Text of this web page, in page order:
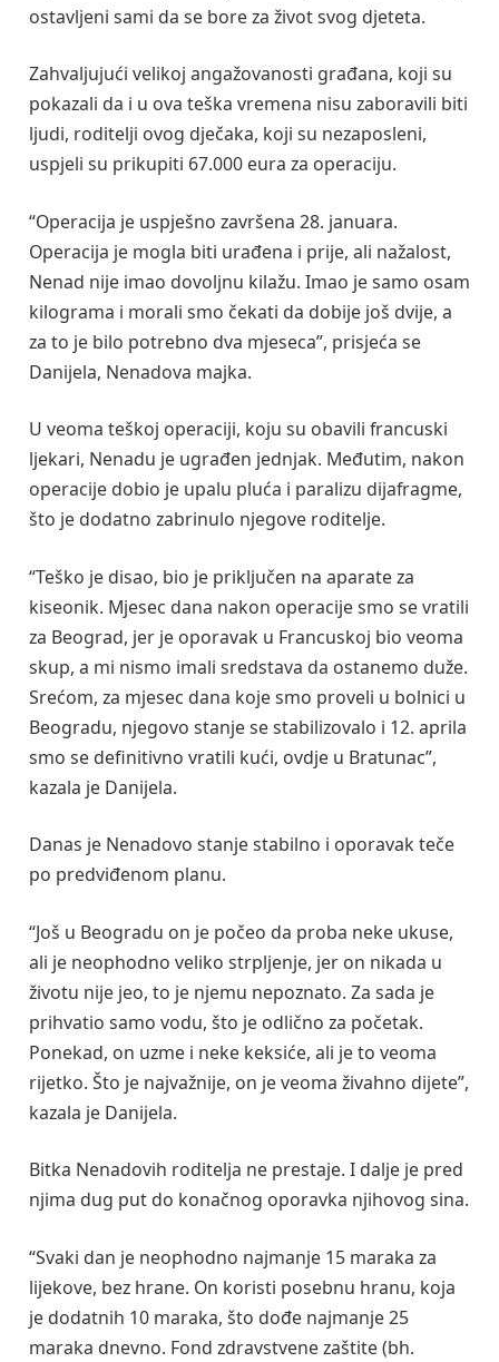
ostavljeni sami da se bore za život svog djeteta.
Zahvaljujući velikoj angažovanosti građana, koji su
pokazali da i u ova teška vremena nisu zaboravili biti
ljudi, roditelji ovog dječaka, koji su nezaposleni,
uspjeli su prikupiti 67.000 eura za operaciju.
“Operacija je uspješno završena 28. januara.
Operacija je mogla biti urađena i prije, ali nažalost,
Nenad nije imao dovoljnu kilažu. Imao je samo osam
kilograma i morali smo čekati da dobije još dvije, a
za to je bilo potrebno dva mjeseca”, prisjeća se
Danijela, Nenadova majka.
U veoma teškoj operaciji, koju su obavili francuski
ljekari, Nenadu je ugrađen jednjak. Međutim, nakon
operacije dobio je upalu pluća i paralizu dijafragme,
što je dodatno zabrinulo njegove roditelje.
“Teško je disao, bio je priključen na aparate za
kiseonik. Mjesec dana nakon operacije smo se vratili
za Beograd, jer je oporavak u Francuskoj bio veoma
skup, a mi nismo imali sredstava da ostanemo duže.
Srećom, za mjesec dana koje smo proveli u bolnici u
Beogradu, njegovo stanje se stabilizovalo i 12. aprila
smo se definitivno vratili kući, ovdje u Bratunac”,
kazala je Danijela.
Danas je Nenadovo stanje stabilno i oporavak teče
po predviđenom planu.
“Još u Beogradu on je počeo da proba neke ukuse,
ali je neophodno veliko strpljenje, jer on nikada u
životu nije jeo, to je njemu nepoznato. Za sada je
prihvatio samo vodu, što je odlično za početak.
Ponekad, on uzme i neke keksiće, ali je to veoma
rijetko. Što je najvažnije, on je veoma živahno dijete”,
kazala je Danijela.
Bitka Nenadovih roditelja ne prestaje. I dalje je pred
njima dug put do konačnog oporavka njihovog sina.
“Svaki dan je neophodno najmanje 15 maraka za
lijekove, bez hrane. On koristi posebnu hranu, koja
je dodatnih 10 maraka, što dođe najmanje 25
maraka dnevno. Fond zdravstvene zaštite (bh.